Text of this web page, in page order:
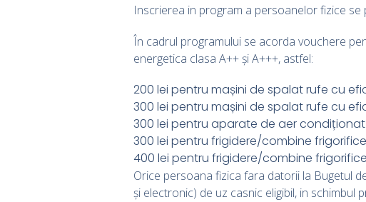
Inscrierea in program a persoanelor fizice
În cadrul programului se acorda vouchere
energetica clasa A++ și A+++, astfel:
200 lei pentru mașini de spalat rufe cu
300 lei pentru mașini de spalat rufe cu
300 lei pentru aparate de aer
300 lei pentru frigidere/combine
400 lei pentru frigidere/combine
Orice persoana fizica fara datorii la Bugetul
și electronic) de uz casnic eligibil, in schimbul